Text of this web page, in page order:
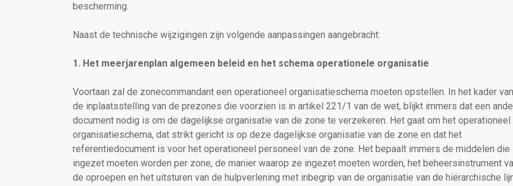
bescherming.
Naast de technische wijzigingen zijn volgende aanpassingen aangebracht:
1. Het meerjarenplan algemeen beleid en het schema operationele organisatie
Voortaan zal de zonecommandant een operationeel organisatieschema moeten opstellen. In het kader van
de inplaatsstelling van de prezones die voorzien is in artikel 221/1 van de wet, blijkt immers dat een
document nodig is om de dagelijkse organisatie van de zone te verzekeren. Het gaat om het operationeel
organisatieschema, dat strikt gericht is op deze dagelijkse organisatie van de zone en dat het
referentiedocument is voor het operationeel personeel van de zone. Het bepaalt immers de middelen die
ingezet moeten worden per zone, de manier waarop ze ingezet moeten worden, het beheersinstrument
de oproepen en het uitsturen van de hulpverlening met inbegrip van de organisatie van de hiërarchische